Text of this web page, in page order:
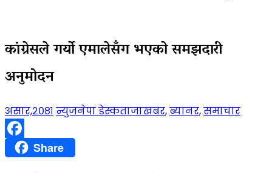
कांग्रेसले गर्यो एमालेसँग भएको समझदारी
अनुमोदन
असार,२०८१ न्युजनेपा डेस्कताजाखबर,ब्यानर,समाचार
FacebookShare